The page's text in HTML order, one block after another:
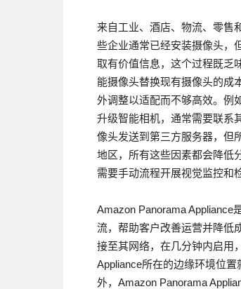
来自工业、酒店、物流、零售
些企业通常已经安装摄像头，
取有价值信息，这个过程既乏
能摄像头替换现有摄像头的成
外调整以适配而不够高效。例
升级智能相机，通常需要联系
像头发送到第三方服务器，但
地区，所有这些因素都会降低
需要手动流程开展视觉监控和
Amazon Panorama Appliance
流，帮助客户改善运营并降低
接至其网络，在几分钟内启用
Appliance所在的边缘环境位
外，Amazon Panorama